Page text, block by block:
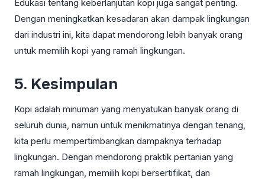
Edukasi tentang keberlanjutan kopi juga sangat penting.
Dengan meningkatkan kesadaran akan dampak lingkungan
dari industri ini, kita dapat mendorong lebih banyak orang
untuk memilih kopi yang ramah lingkungan.
5. Kesimpulan
Kopi adalah minuman yang menyatukan banyak orang di
seluruh dunia, namun untuk menikmatinya dengan tenang,
kita perlu mempertimbangkan dampaknya terhadap
lingkungan. Dengan mendorong praktik pertanian yang
ramah lingkungan, memilih kopi bersertifikat, dan